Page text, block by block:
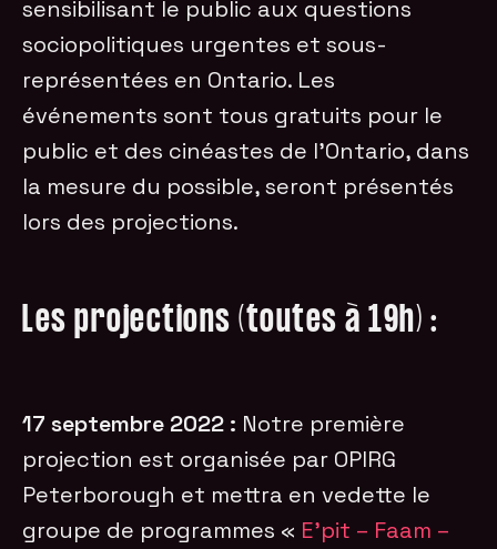
sensibilisant le public aux questions
sociopolitiques urgentes et sous-
représentées en Ontario. Les
événements sont tous gratuits pour le
public et des cinéastes de l’Ontario, dans
la mesure du possible, seront présentés
lors des projections.
Les projections (toutes à 19h) :
17 septembre 2022 : Notre première
projection est organisée par OPIRG
Peterborough et mettra en vedette le
groupe de programmes « E’pit – Faam –